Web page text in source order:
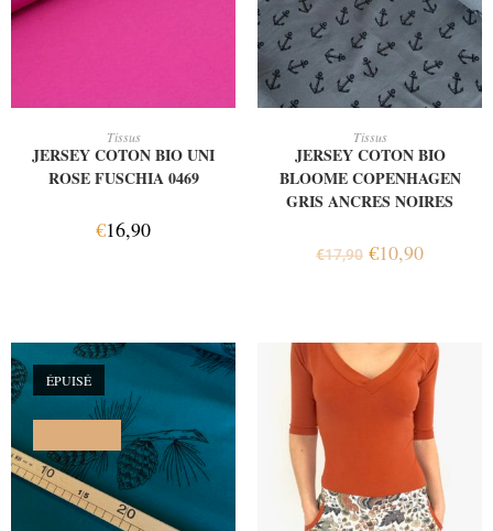
Tissus
JERSEY COTON BIO UNI
ROSE FUSCHIA 0469
€16,90
Tissus
JERSEY COTON BIO
BLOOME COPENHAGEN
GRIS ANCRES NOIRES
€17,90 €10,90
ÉPUISÉ